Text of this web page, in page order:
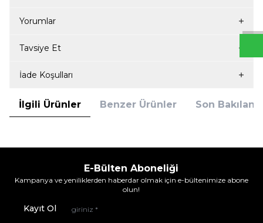
Yorumlar
Tavsiye Et
İade Koşulları
İlgili Ürünler Benzer Ürünler Son
E-Bülten Aboneliği
Kampanya ve yeniliklerden haberdar olmak için e-bültenimize abone
olun!
Kayıt Ol